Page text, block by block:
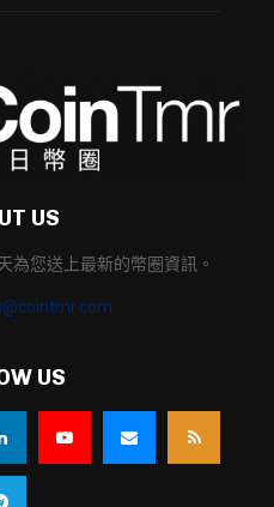
US
為您送上最新的幣圈資訊。
US